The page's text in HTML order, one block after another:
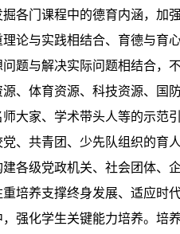
各门课程中的德育内涵，加
论与实践相结合、育德与育心
题与解决实际问题相结合，
、体育资源、科技资源、国
大家、学术带头人等的示范引
、共青团、少先队组织的育
各级党政机关、社会团体、
培养支撑终身发展、适应时
强化学生关键能力培养。培